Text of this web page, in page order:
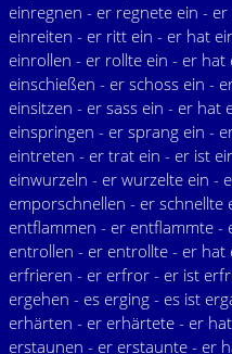
einregnen - er regnete ein -
einreiten - er ritt ein - er hat
einrollen - er rollte ein - er
einschießen - er schoss ein -
einsitzen - er sass ein - er hat
einspringen - er sprang ein -
eintreten - er trat ein - er ist
einwurzeln - er wurzelte ein -
emporschnellen - er
entflammen - er entflammte -
entrollen - er entrollte - er hat
erfrieren - er erfror - er ist
ergehen - es erging - es ist
erhärten - er erhärtete - er
erstaunen - er erstaunte - er